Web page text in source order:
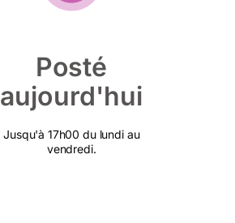
Posté
aujourd'hui
Jusqu'à 17h00 du lundi au
vendredi.